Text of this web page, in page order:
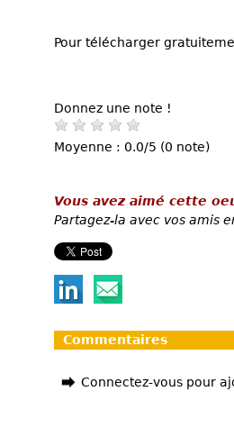
Pour télécharger
Donnez une note !
Moyenne : 0.0/5 (0 note)
Vous avez aimé cette
Partagez-la avec vos amis
Commentaires
Connectez-vous pour